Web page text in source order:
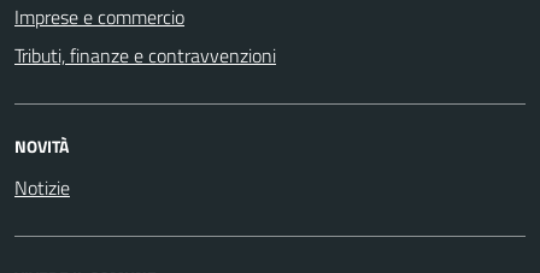
Imprese e commercio
Tributi, finanze e contravvenzioni
NOVITÀ
Notizie